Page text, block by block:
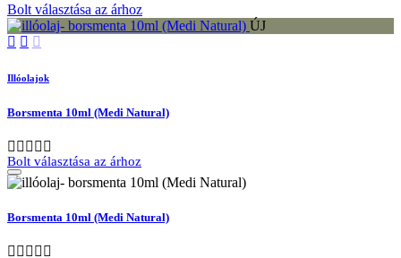
Bolt választása az árhoz
ÚJ
Illóolajok
Borsmenta 10ml (Medi Natural)
Bolt választása az árhoz
Borsmenta 10ml (Medi Natural)